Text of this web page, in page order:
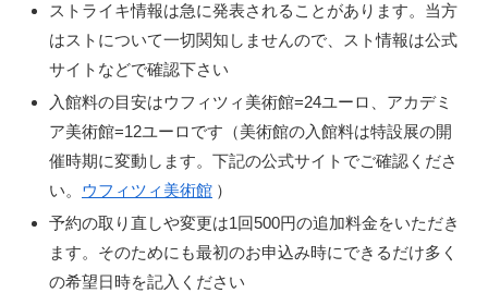
ストライキ情報は急に発表されることがあります。当方
はストについて一切関知しませんので、スト情報は公式
サイトなどで確認下さい
入館料の目安はウフィツィ美術館=24ユーロ、アカデミ
ア美術館=12ユーロです（美術館の入館料は特設展の開
催時期に変動します。下記の公式サイトでご確認くださ
い。 ウフィツィ美術館 ）
予約の取り直しや変更は1回500円の追加料金をいただき
ます。そのためにも最初のお申込み時にできるだけ多く
の希望日時を記入ください